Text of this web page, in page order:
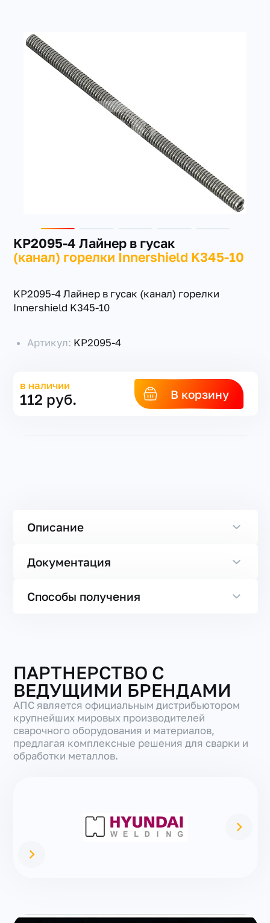
+7(351) 223-98-74
KP2095-4 Лайнер в гусак
(канал) горелки Innershield K345-10
KP2095-4 Лайнер в гусак (канал) горелки
Innershield K345-10
Артикул: KP2095-4
в наличии
112 руб. В корзину
Описание
Документация
Способы получения
ПАРТНЕРСТВО С
ВЕДУЩИМИ БРЕНДАМИ
АПС является официальным дистрибьютором
крупнейших мировых производителей
сварочного оборудования и материалов,
предлагая комплексные решения для сварки и
обработки металлов.